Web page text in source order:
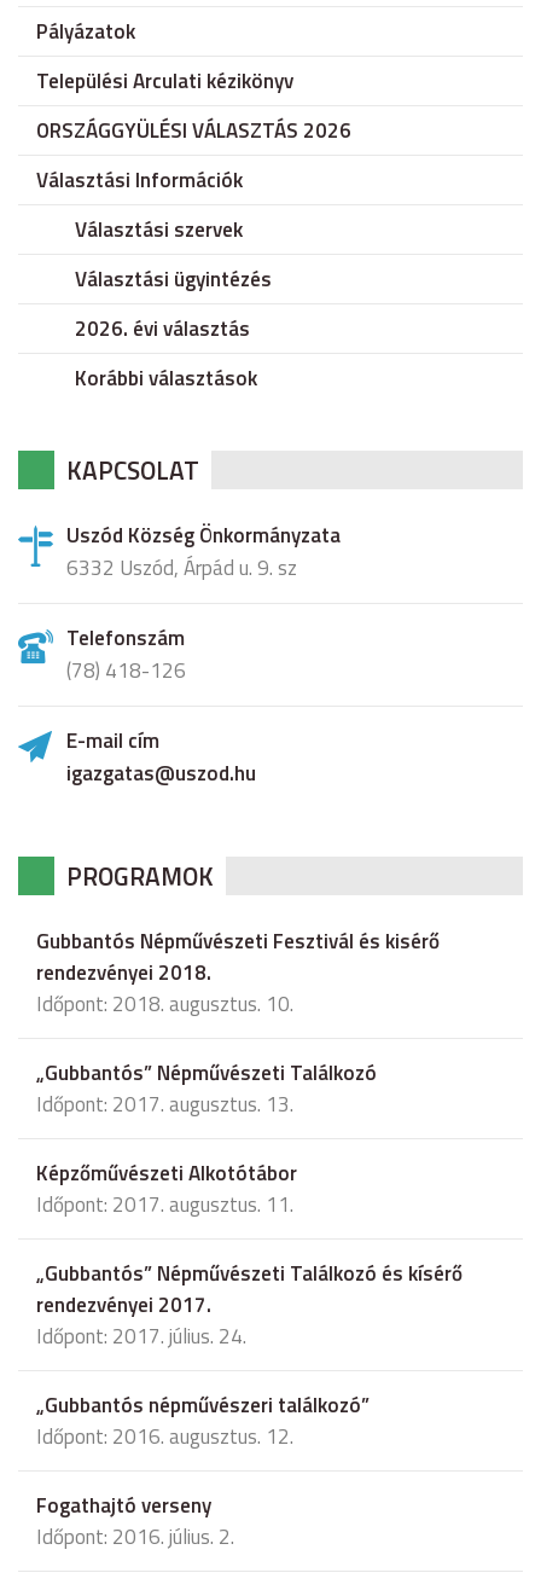
Pályázatok
Települési Arculati kézikönyv
ORSZÁGGYÜLÉSI VÁLASZTÁS 2026
Választási Információk
Választási szervek
Választási ügyintézés
2026. évi választás
Korábbi választások
KAPCSOLAT
Uszód Község Önkormányzata
6332 Uszód, Árpád u. 9. sz
Telefonszám
(78) 418-126
E-mail cím
igazgatas@uszod.hu
PROGRAMOK
Gubbantós Népművészeti Fesztivál és kisérő
rendezvényei 2018.
Időpont: 2018. augusztus. 10.
„Gubbantós” Népművészeti Találkozó
Időpont: 2017. augusztus. 13.
Képzőművészeti Alkotótábor
Időpont: 2017. augusztus. 11.
„Gubbantós” Népművészeti Találkozó és kísérő
rendezvényei 2017.
Időpont: 2017. július. 24.
„Gubbantós népművészeri találkozó”
Időpont: 2016. augusztus. 12.
Fogathajtó verseny
Időpont: 2016. július. 2.